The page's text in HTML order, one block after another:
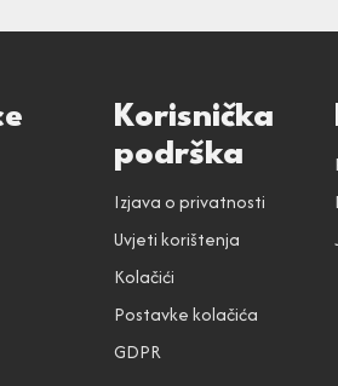
Korisnička
podrška
Izjava o privatnosti
Uvjeti korištenja
Kolačići
Postavke kolačića
GDPR